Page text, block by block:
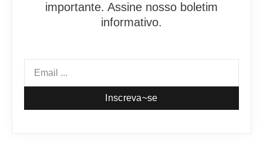
importante. Assine nosso boletim
informativo.
Inscreva~se